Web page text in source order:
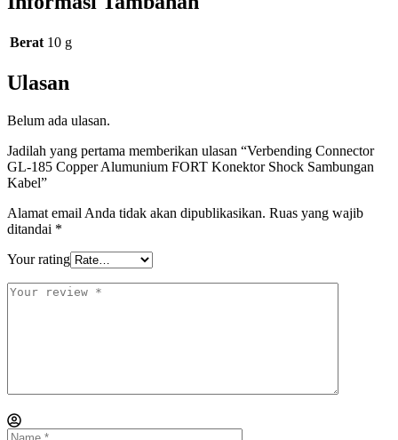
Berat 10 g
Ulasan
Belum ada ulasan.
Jadilah yang pertama memberikan ulasan “Verbending Connector
GL-185 Copper Alumunium FORT Konektor Shock Sambungan
Kabel”
Alamat email Anda tidak akan dipublikasikan. Ruas yang wajib
ditandai *
Your rating